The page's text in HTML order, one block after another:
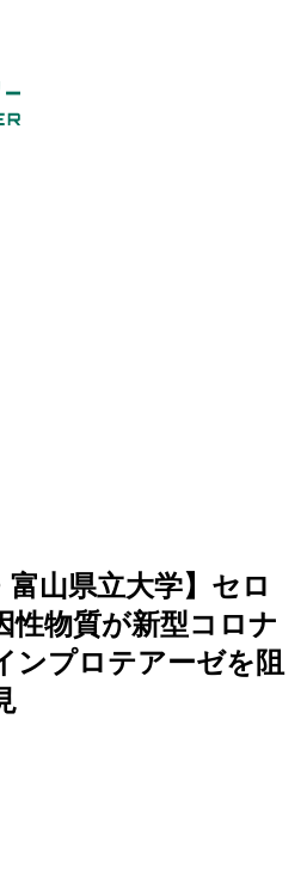
富山県立大学】セロ
性物質が新型コロナ
ンプロテアーゼを阻